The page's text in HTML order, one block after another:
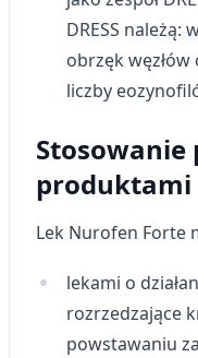
DRESS należą:
obrzęk węzłów
liczby
produktami
Lek Nurofen Forte
lekami o
rozrzedzające
powstawaniu
Tworzenie profili w
Wykorzystywanie
spersonalizowanych
Pomiar
Rozumienie
kombinacji danych z
Wykorzystywanie